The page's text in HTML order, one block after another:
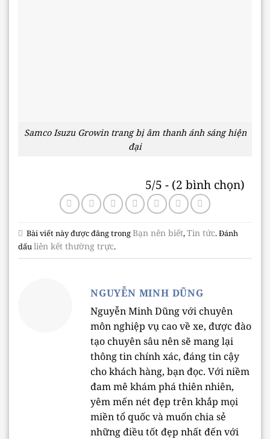
Samco Isuzu Growin trang bị âm thanh ánh sáng hiện
đại
5/5 - (2 bình chọn)
Bài viết này được đăng trongBạn nên biết,Tin tức. Đánh
dấuliên kết thường trực.
NGUYỄN MINH DŨNG
Nguyễn Minh Dũng với chuyên
môn nghiệp vụ cao về xe, được đào
tạo chuyên sâu nên sẽ mang lại
thông tin chính xác, đáng tin cậy
cho khách hàng, bạn đọc. Với niềm
đam mê khám phá thiên nhiên,
yêm mến nét đẹp trên khắp mọi
miền tổ quốc và muốn chia sẻ
những điều tốt đẹp nhất đến với